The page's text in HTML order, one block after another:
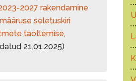
2027 rakendamine
määruse seletuskiri
taotlemise,
21.01.2025)